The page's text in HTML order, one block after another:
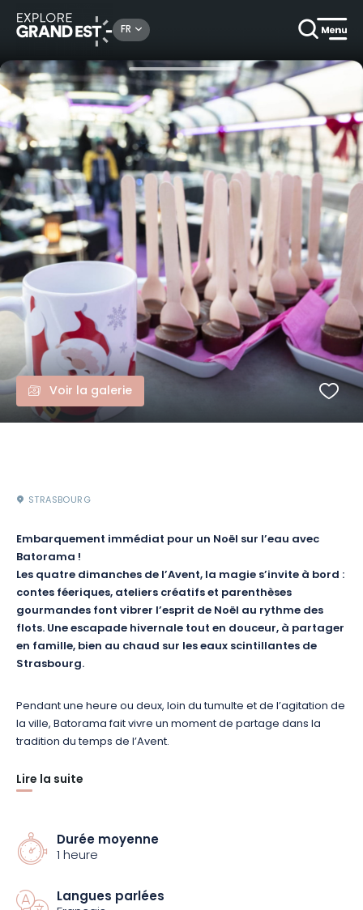
FR
Autour de l’eau Croisières chocolatées avec Batorama
Voir la galerie
STRASBOURG
Embarquement immédiat pour un Noël sur l’eau avec
Batorama !
Les quatre dimanches de l’Avent, la magie s’invite à bord :
contes féeriques, ateliers créatifs et parenthèses
gourmandes font vibrer l’esprit de Noël au rythme des
flots. Une escapade hivernale tout en douceur, à partager
en famille, bien au chaud sur les eaux scintillantes de
Strasbourg.
Pendant une heure ou deux, loin du tumulte et de l’agitation de
la ville, Batorama fait vivre un moment de partage dans la
tradition du temps de l’Avent.
Laissez-vous tenter par ce voyage féerique et plongez dans
Lire la suite
Durée moyenne
1 heure
Langues parlées